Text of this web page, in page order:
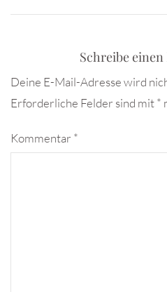
Schreibe
Deine E-Mail-Adresse wird
Erforderliche Felder sind mit*
Kommentar *